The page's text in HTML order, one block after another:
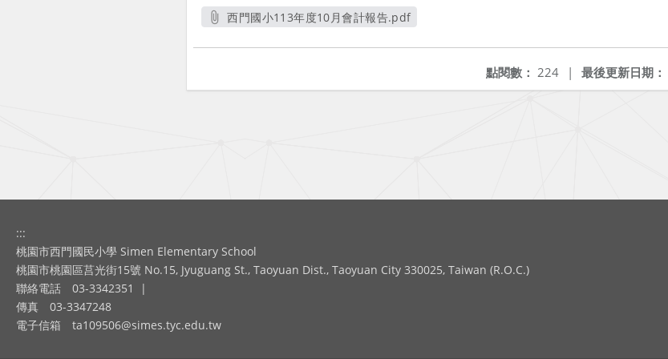
西門國小113年度10月會計報告.pdf
最後更新日期：
點閱數： 224 |
:::
桃園市西門國民小學 Simen Elementary School
桃園市桃園區莒光街15號 No.15, Jyuguang St., Taoyuan Dist., Taoyuan City 330025, Taiwan (R.O.C.)
聯絡電話
03-3342351
|
傳真
03-3347248
電子信箱
ta109506@simes.tyc.edu.tw